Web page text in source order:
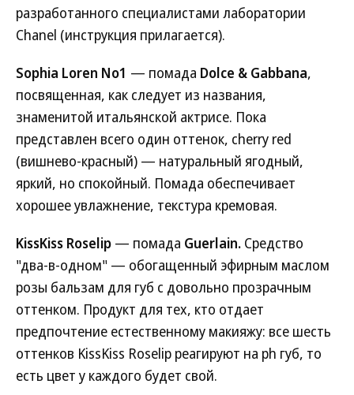
разработанного специалистами лаборатории
Chanel (инструкция прилагается).
Sophia Loren No1 — помада Dolce & Gabbana,
посвященная, как следует из названия,
знаменитой итальянской актрисе. Пока
представлен всего один оттенок, cherry red
(вишнево-красный) — натуральный ягодный,
яркий, но спокойный. Помада обеспечивает
хорошее увлажнение, текстура кремовая.
KissKiss Roselip — помада Guerlain. Средство
"два-в-одном" — обогащенный эфирным маслом
розы бальзам для губ с довольно прозрачным
оттенком. Продукт для тех, кто отдает
предпочтение естественному макияжу: все шесть
оттенков KissKiss Roselip реагируют на ph губ, то
есть цвет у каждого будет свой.